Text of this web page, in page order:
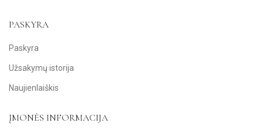
PASKYRA
Paskyra
Užsakymų istorija
Naujienlaiškis
ĮMONĖS INFORMACIJA